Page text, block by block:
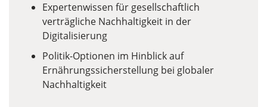
Expertenwissen für gesellschaftlich
verträgliche Nachhaltigkeit in der
Digitalisierung
Politik-Optionen im Hinblick auf
Ernährungssicherstellung bei globaler
Nachhaltigkeit